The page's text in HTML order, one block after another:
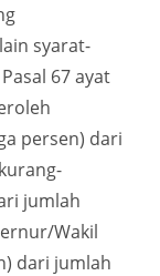
syarat-
67 ayat
persen) dari
jumlah
Wakil
dari jumlah